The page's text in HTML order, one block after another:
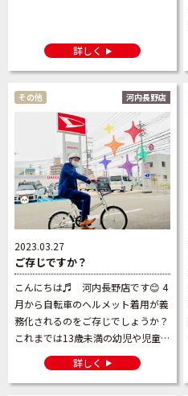
詳しく
その他 河内長野店
2023.03.27
ご存じですか？
こんにちは♬ 河内長野店です😊 4
月から自転車のヘルメット着用が義
務化されるのをご存じでしょうか？
これまでは13歳未満の幼児や児童の
いる保護者に対して、自転車ヘルメ
ットを着用させるよう努力義務があ
りましたが、改正後は自 […]
詳しく